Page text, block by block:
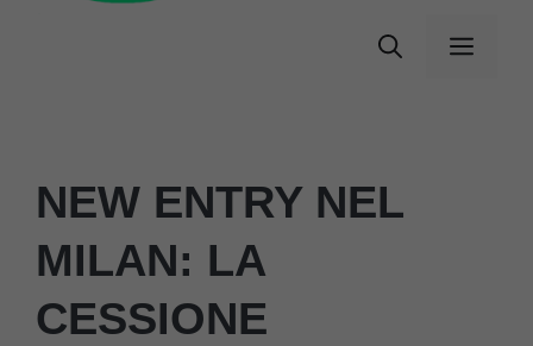
Menu
NEW ENTRY NEL
MILAN: LA
CESSIONE